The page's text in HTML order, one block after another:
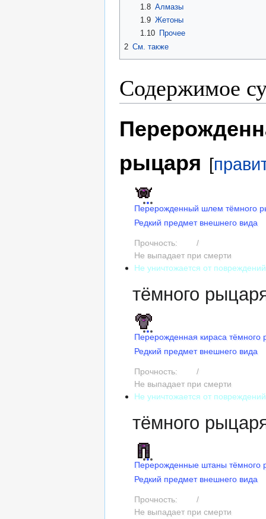
1.8 Алмазы
1.9 Жетоны
1.10
Прочее
2 См. также
Содержимое
рыцаря [
Перерожденный шлем тёмного
Редкий предмет внешнего вида
Прочность: /
Не выпадает при смерти
Не уничтожается от повреждений
тёмного
Перерожденная кираса тёмного
Редкий предмет внешнего вида
Прочность: /
Не выпадает при смерти
Не уничтожается от повреждений
тёмного
Перерожденные штаны тёмного
Редкий предмет внешнего вида
Прочность: /
Не выпадает при смерти